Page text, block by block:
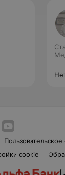
cookie